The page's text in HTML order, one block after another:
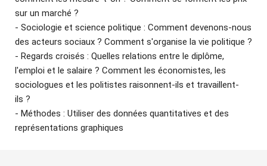
sur un marché ?
- Sociologie et science politique : Comment devenons-nous
des acteurs sociaux ? Comment s'organise la vie politique ?
- Regards croisés : Quelles relations entre le diplôme,
l'emploi et le salaire ? Comment les économistes, les
sociologues et les politistes raisonnent-ils et travaillent-
ils ?
- Méthodes : Utiliser des données quantitatives et des
représentations graphiques